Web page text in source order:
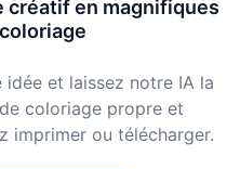
en magnifiques
et laissez notre IA la
coloriage propre et
imprimer ou télécharger.